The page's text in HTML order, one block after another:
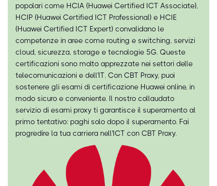
popolari come HCIA (Huawei Certified ICT Associate),
HCIP (Huawei Certified ICT Professional) e HCIE
(Huawei Certified ICT Expert) convalidano le
competenze in aree come routing e switching, servizi
cloud, sicurezza, storage e tecnologie 5G. Queste
certificazioni sono molto apprezzate nei settori delle
telecomunicazioni e dell'IT. Con CBT Proxy, puoi
sostenere gli esami di certificazione Huawei online, in
modo sicuro e conveniente. Il nostro collaudato
servizio di esami proxy ti garantisce il superamento al
primo tentativo: paghi solo dopo il superamento. Fai
progredire la tua carriera nell'ICT con CBT Proxy.